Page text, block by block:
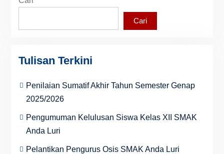
Cari
Tulisan Terkini
Penilaian Sumatif Akhir Tahun Semester Genap
2025/2026
Pengumuman Kelulusan Siswa Kelas XII SMAK
Anda Luri
Pelantikan Pengurus Osis SMAK Anda Luri